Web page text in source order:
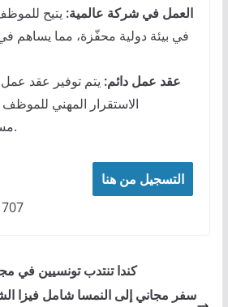
العمل في شركة عالمية: يتيح
في بيئة دولية محفّزة، مما يساهم
عقد عمل دائم: يتم توفير عقد عمل
الاستقرار المهني للموظف
مستقبلهم المهني.
التسجيل من هنا
كندا تنتدب تونسيين في
سفر مجاني إلى النمسا شامل فيزا